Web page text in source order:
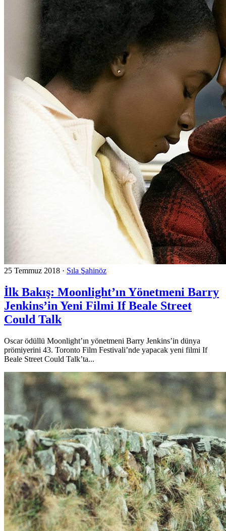
25 Temmuz 2018 · Sıla Şahinöz
İlk Bakış: Moonlight’ın Yönetmeni Barry
Jenkins’in Yeni Filmi If Beale Street
Could Talk
Oscar ödüllü Moonlight’ın yönetmeni Barry Jenkins’in dünya
prömiyerini 43. Toronto Film Festivali’nde yapacak yeni filmi If
Beale Street Could Talk’ta...